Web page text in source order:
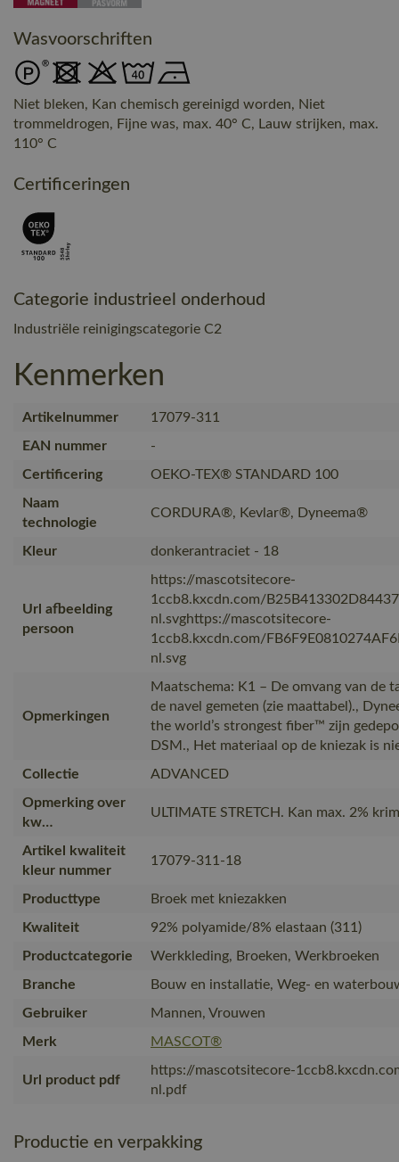
Wasvoorschriften
Niet bleken, Kan chemisch gereinigd worden, Niet
trommeldrogen, Fijne was, max. 40° C, Lauw strijken, max.
110° C
Certificeringen
Categorie industrieel onderhoud
Industriële reinigingscategorie C2
Kenmerken
Artikelnummer
17079-311
EAN nummer
-
Certificering
OEKO-TEX® STANDARD 100
Naam
technologie
CORDURA®, Kevlar®, Dyneema®
Kleur donkerantraciet - 18
Url afbeelding
persoon
https://mascotsitecore-
1ccb8.kxcdn.com/
nl.svghttps://mascotsitecore-
1ccb8.kxcdn.com/
nl.svg
Opmerkingen
Maatschema: K1 – De omvang van de
de navel gemeten (zie maattabel).,
the world’s strongest fiber™ zijn
DSM., Het materiaal op de kniezak is
Collectie
ADVANCED
Opmerking over
kw…
ULTIMATE STRETCH. Kan max. 2%
Artikel kwaliteit
kleur nummer
17079-311-18
Producttype
Broek met kniezakken
Kwaliteit
92% polyamide/8% elastaan (311)
Productcategorie
Werkkleding, Broeken, Werkbroeken
Branche
Bouw en installatie, Weg- en
Gebruiker
Mannen, Vrouwen
Merk
MASCOT®
Url product pdf
https://mascotsitecore-
nl.pdf
Productie en verpakking